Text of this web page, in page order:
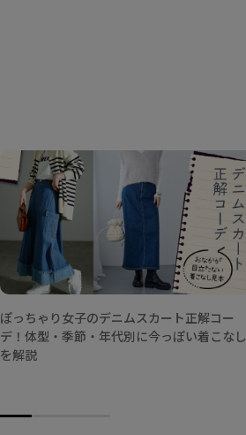
ぽっちゃり女子のデニムスカート正解コー
デ！体型・季節・年代別に今っぽい着こなし
を解説